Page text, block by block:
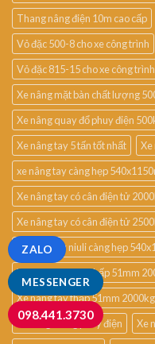
Thang nâng điện 10m cao cấp
Vỏ đặc 500-8 cho xe công trình
Vỏ đặc 815-15 cho xe công trình
Xe nâng mặt bàn chất lượng
Xe nâng quay đổ phuy điện
Xe nâng tay 5 tấn tốt nhất
Xe
xe nâng tay càng hẹp
Xe nâng tay có cân điện tử
Xe nâng tay có cân điện tử
xe nâng tay niuli càng hẹp
Xe nâng tay siêu thấp 51mm
Xe nâng tay thấp 51mm
xe nâng thùng phuy điện
Xe
MESSENGER
ZALO
098.441.3730